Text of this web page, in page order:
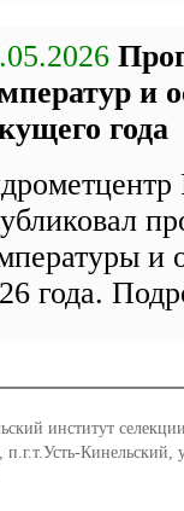
и
года
и
года.
институт
п.г.т.Усть-Кинельский,